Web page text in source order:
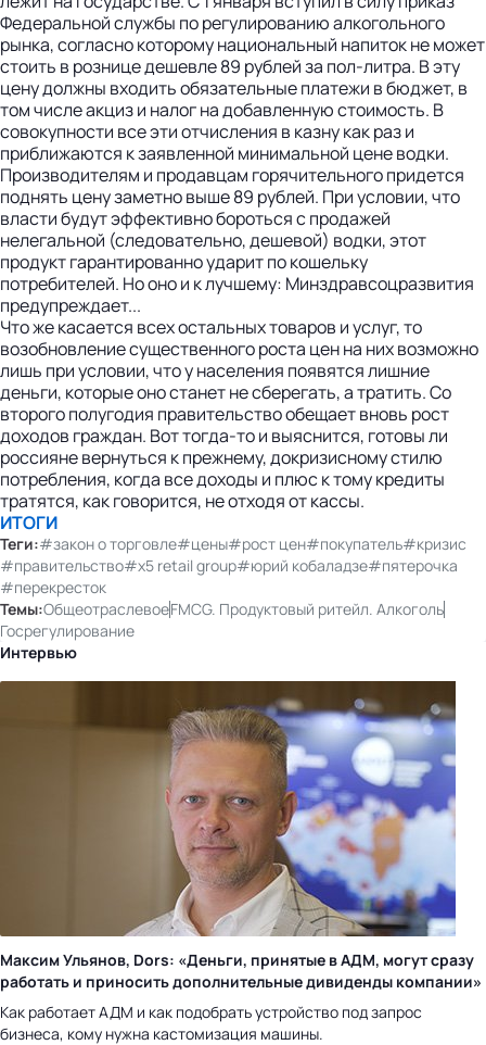
Федеральной службы по регулированию алкогольного
рынка, согласно которому национальный напиток не может
стоить в рознице дешевле 89 рублей за пол-литра. В эту
цену должны входить обязательные платежи в бюджет, в
том числе акциз и налог на добавленную стоимость. В
совокупности все эти отчисления в казну как раз и
приближаются к заявленной минимальной цене водки.
Производителям и продавцам горячительного придется
поднять цену заметно выше 89 рублей. При условии, что
власти будут эффективно бороться с продажей
нелегальной (следовательно, дешевой) водки, этот
продукт гарантированно ударит по кошельку
потребителей. Но оно и к лучшему: Минздравсоцразвития
предупреждает...
Что же касается всех остальных товаров и услуг, то
возобновление существенного роста цен на них возможно
лишь при условии, что у населения появятся лишние
деньги, которые оно станет не сберегать, а тратить. Со
второго полугодия правительство обещает вновь рост
доходов граждан. Вот тогда-то и выяснится, готовы ли
россияне вернуться к прежнему, докризисному стилю
потребления, когда все доходы и плюс к тому кредиты
тратятся, как говорится, не отходя от кассы.
ИТОГИ
Теги:#закон о торговле#цены#рост цен#покупатель#кризис
#правительство#x5 retail group#юрий кобаладзе#пятерочка
#перекресток
Темы:ОбщеотраслевоеFMCG. Продуктовый ритейл. Алкоголь
Госрегулирование
Интервью
Максим Ульянов, Dors: «Деньги, принятые в АДМ, могут сразу
работать и приносить дополнительные дивиденды компании»
Как работает АДМ и как подобрать устройство под запрос
бизнеса, кому нужна кастомизация машины.